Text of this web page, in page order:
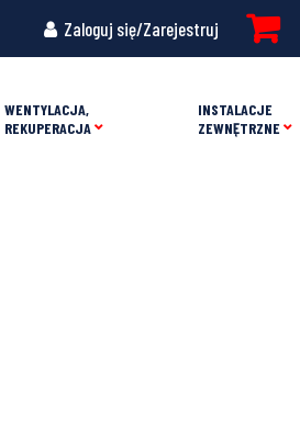
Zaloguj się/Zarejestruj
WENTYLACJA,
REKUPERACJA
INSTALACJE
ZEWNĘTRZNE